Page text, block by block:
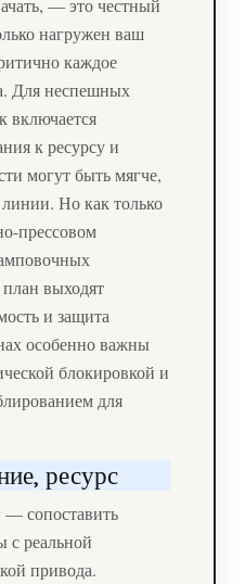
— это честный
нагружен ваш
каждое
Для неспешных
включается
к ресурсу и
могут быть мягче,
Но как только
прессовом
выходят
и защита
особенно важны
блокировкой и
для
ресурс
сопоставить
с реальной
привода.